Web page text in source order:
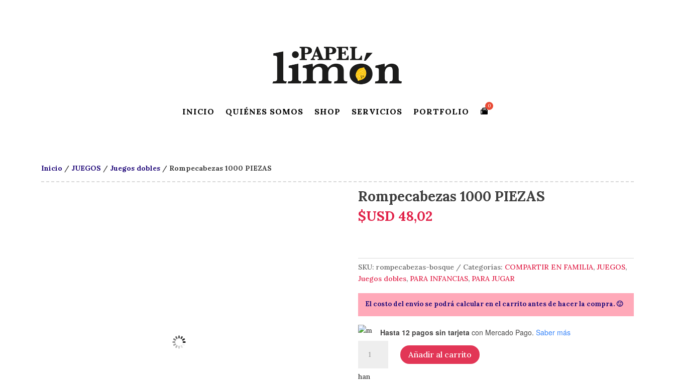
INICIO QUIÉNES SOMOS SHOP SERVICIOS PORTFOLIO
Inicio / JUEGOS / Juegos dobles / Rompecabezas 1000 PIEZAS
Rompecabezas 1000 PIEZAS
$USD 48,02
SKU:rompecabezas-bosque Categorías: COMPARTIR EN FAMILIA,JUEGOS,
Juegos dobles, PARA INFANCIAS, PARA JUGAR
El costo del envío se podrá calcular en el carrito antes de hacer la compra. 🙂
Hasta 12 pagos sin tarjeta con Mercado Pago. Saber más
Rompecabezas
1000
cantidad
Añadir al carrito